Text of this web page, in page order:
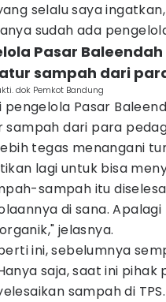
selalu saya
sudah ada
Pasar
sampah dari
dok Pemkot Bandung
Pasar
dari para
tegas menangani
lagi untuk bisa
sampah itu
di sana.
jelasnya.
ini, sebelumnya
saja, saat ini pihak
sampah di TPS.